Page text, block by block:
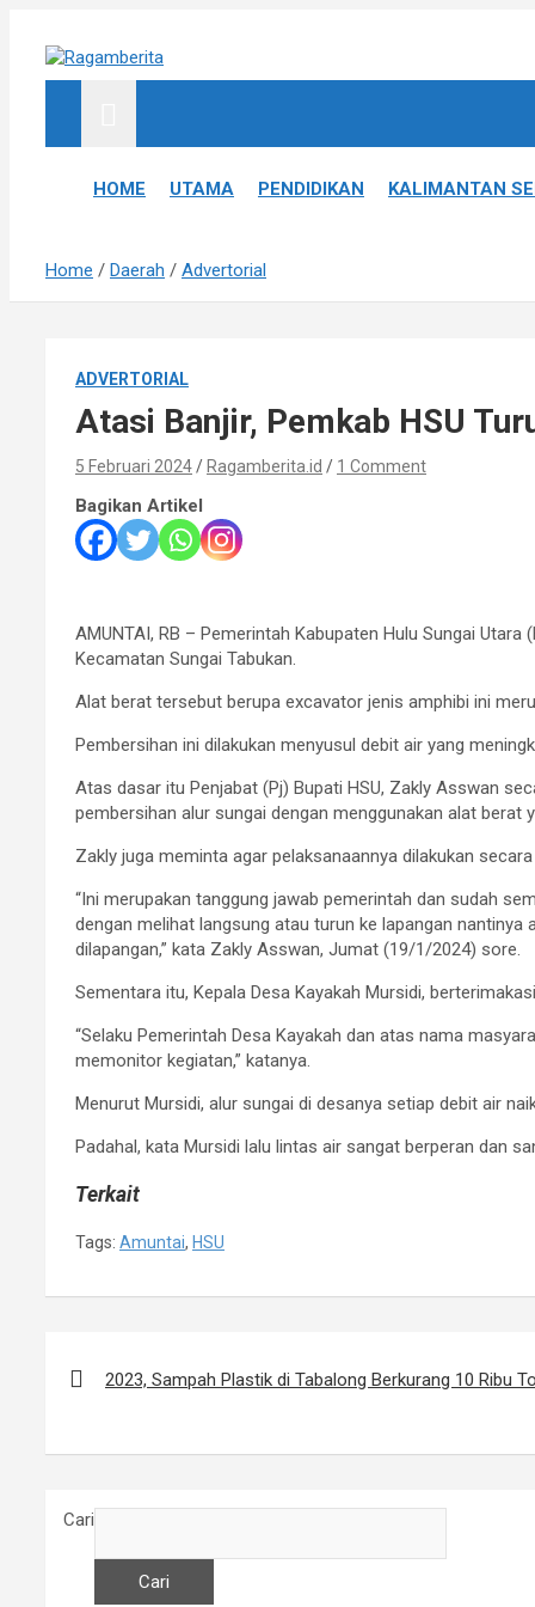
n
Informatif, Edukatif & Inpiratif
HOME UTAMA PENDIDIKAN KALIMANTAN
Home Daerah Advertorial
ADVERTORIAL
Atasi Banjir, Pemkab HSU
5 Februari 2024 Ragamberita.id 1 Comment
Bagikan Artikel
AMUNTAI, RB – Pemerintah Kabupaten Hulu Sungai
Kecamatan Sungai Tabukan.
Alat berat tersebut berupa excavator jenis amphibi ini
Pembersihan ini dilakukan menyusul debit air yang
Atas dasar itu Penjabat (Pj) Bupati HSU, Zakly Asswan
pembersihan alur sungai dengan menggunakan alat berat
Zakly juga meminta agar pelaksanaannya dilakukan
“Ini merupakan tanggung jawab pemerintah dan sudah
dengan melihat langsung atau turun ke lapangan
dilapangan,” kata Zakly Asswan, Jumat (19/1/2024) sore.
Sementara itu, Kepala Desa Kayakah Mursidi,
“Selaku Pemerintah Desa Kayakah dan atas nama
memonitor kegiatan,” katanya.
Menurut Mursidi, alur sungai di desanya setiap debit air
Padahal, kata Mursidi lalu lintas air sangat berperan dan
Terkait
Tags: Amuntai, HSU
2023, Sampah Plastik di Tabalong Berkurang 10 Ribu
Cari
Cari